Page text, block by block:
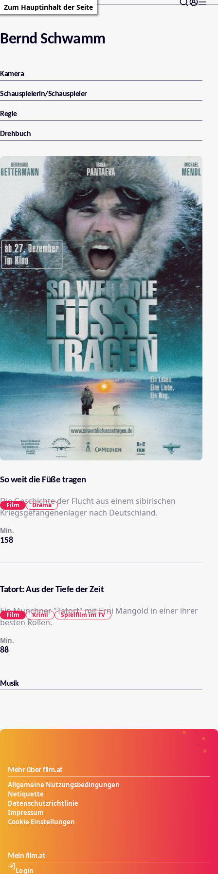
Zum Hauptinhalt der Seite
Bernd Schwamm
Kamera
Schauspielerin/Schauspieler
Regie
Drehbuch
So weit die Füße tragen
Die Geschichte der Flucht aus einem sibirischen
Kriegsgefangenenlager nach Deutschland.
158
Min.
Film Drama
Tatort: Aus der Tiefe der Zeit
Ein Münchner "Tatort" mit Erni Mangold in einer ihrer
besten Rollen.
88
Min.
Film Krimi Spielfilm im TV
Musik
Mehr über film.at
Allgemeine Nutzungsbedingungen
Netiquette
Datenschutzrichtlinie
Impressum
Cookie Einstellungen
Mein film.at
Login